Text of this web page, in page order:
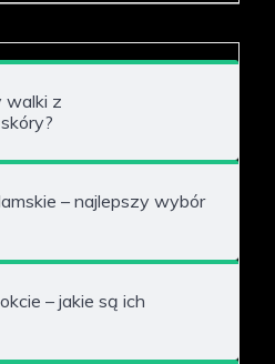
walki z
– najlepszy wybór
– jakie są ich